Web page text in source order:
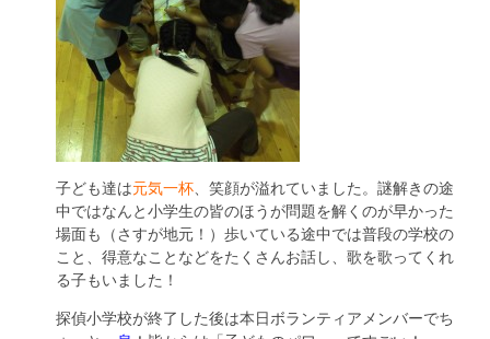
子ども達は元気一杯 、笑顔が溢れていました。謎解きの途
中ではなんと小学生の皆のほうが問題を解くのが早かった
場面も（さすが地元！）歩いている途中では普段の学校の
こと、得意なことなどをたくさんお話し、歌を歌ってくれ
る子もいました！
探偵小学校が終了した後は本日ボランティアメンバーでち